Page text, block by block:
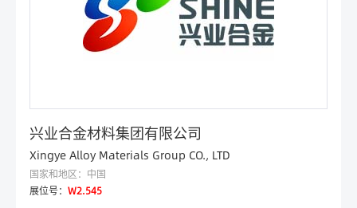
兴业合金材料集团有限公司
Xingye Alloy Materials Group CO., LTD
国家和地区：中国
展位号： W2.545